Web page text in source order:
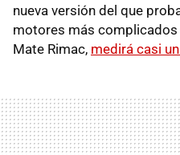
nueva versión del que
motores más
Mate Rimac, medirá casi